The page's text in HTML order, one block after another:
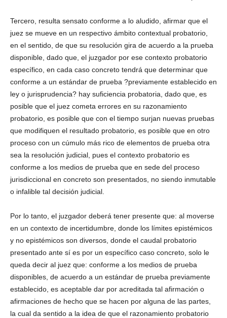
Tercero, resulta sensato conforme a lo aludido, afirmar que el
juez se mueve en un respectivo ámbito contextual probatorio,
en el sentido, de que su resolución gira de acuerdo a la prueba
disponible, dado que, el juzgador por ese contexto probatorio
específico, en cada caso concreto tendrá que determinar que
conforme a un estándar de prueba ?previamente establecido en
ley o jurisprudencia? hay suficiencia probatoria, dado que, es
posible que el juez cometa errores en su razonamiento
probatorio, es posible que con el tiempo surjan nuevas pruebas
que modifiquen el resultado probatorio, es posible que en otro
proceso con un cúmulo más rico de elementos de prueba otra
sea la resolución judicial, pues el contexto probatorio es
conforme a los medios de prueba que en sede del proceso
jurisdiccional en concreto son presentados, no siendo inmutable
o infalible tal decisión judicial.
Por lo tanto, el juzgador deberá tener presente que: al moverse
en un contexto de incertidumbre, donde los límites epistémicos
y no epistémicos son diversos, donde el caudal probatorio
presentado ante sí es por un específico caso concreto, solo le
queda decir al juez que: conforme a los medios de prueba
disponibles, de acuerdo a un estándar de prueba previamente
establecido, es aceptable dar por acreditada tal afirmación o
afirmaciones de hecho que se hacen por alguna de las partes,
la cual da sentido a la idea de que el razonamiento probatorio